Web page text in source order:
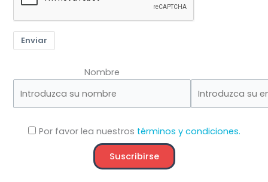
Enviar
Nombre
Por favor lea nuestros términos y condiciones.